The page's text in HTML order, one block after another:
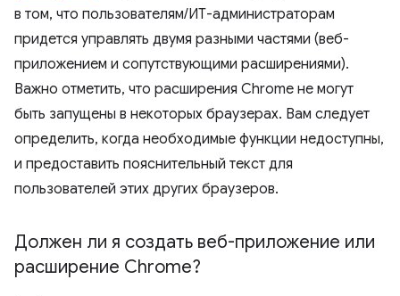
в том, что пользователям/ИТ-администраторам
придется управлять двумя разными частями (веб-
приложением и сопутствующими расширениями).
Важно отметить, что расширения Chrome не могут
быть запущены в некоторых браузерах. Вам следует
определить, когда необходимые функции недоступны,
и предоставить пояснительный текст для
пользователей этих других браузеров.
Должен ли я создать веб-приложение или
расширение Chrome?